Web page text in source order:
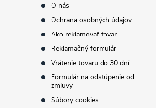
O nás
Ochrana osobných údajov
Ako reklamovať tovar
Reklamačný formulár
Vrátenie tovaru do 30 dní
Formulár na odstúpenie od
zmluvy
Súbory cookies